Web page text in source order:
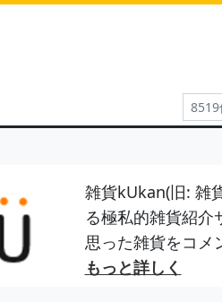
雑貨kUkan(旧: 雑
る極私的雑貨紹介
思った雑貨をコメ
もっと詳しく